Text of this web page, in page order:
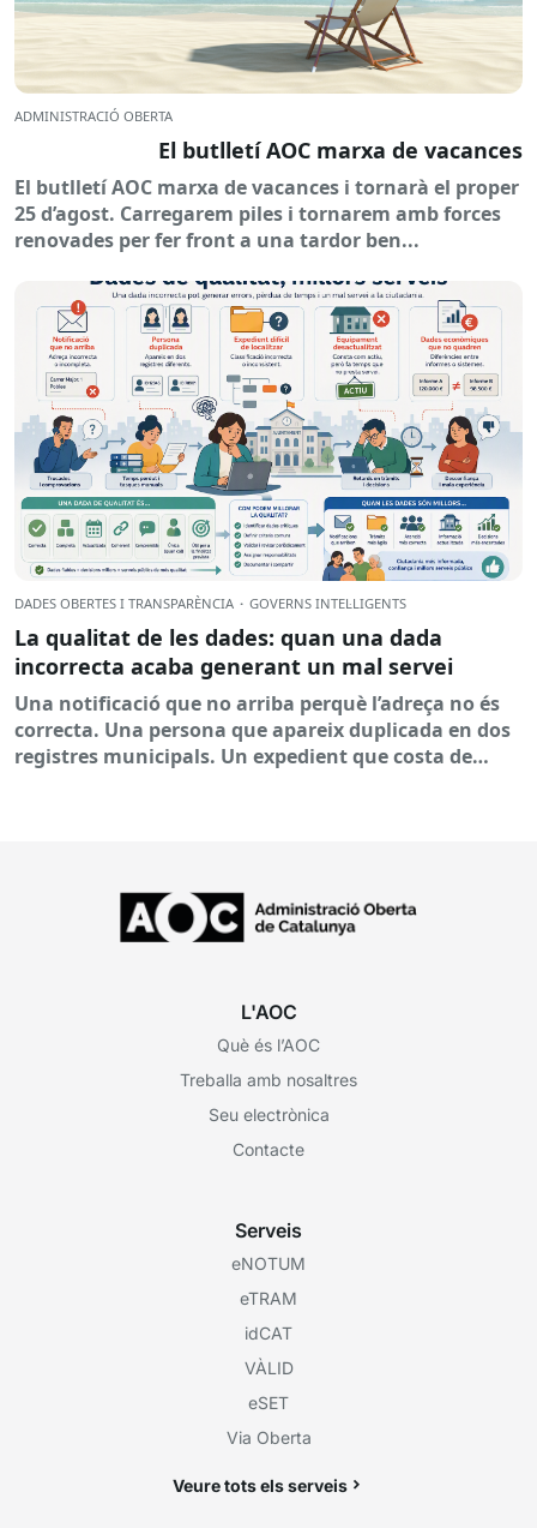
ADMINISTRACIÓ OBERTA
El butlletí AOC marxa de vacances
El butlletí AOC marxa de vacances i tornarà el proper
25 d’agost. Carregarem piles i tornarem amb forces
renovades per fer front a una tardor ben...
DADES OBERTES I TRANSPARÈNCIA · GOVERNS INTEL·LIGENTS
La qualitat de les dades: quan una dada
incorrecta acaba generant un mal servei
Una notificació que no arriba perquè l’adreça no és
correcta. Una persona que apareix duplicada en dos
registres municipals. Un expedient que costa de
L'AOC
Què és l’AOC
Treballa amb nosaltres
Seu electrònica
Contacte
Serveis
eNOTUM
eTRAM
idCAT
VÀLID
eSET
Via Oberta
Veure tots els serveis